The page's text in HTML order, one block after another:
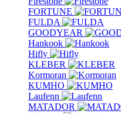
FORTUNE
FULDA
GOODYEAR
Hankook
Hifly
KLEBER
Kormoran
KUMHO
Laufenn
MATADOR